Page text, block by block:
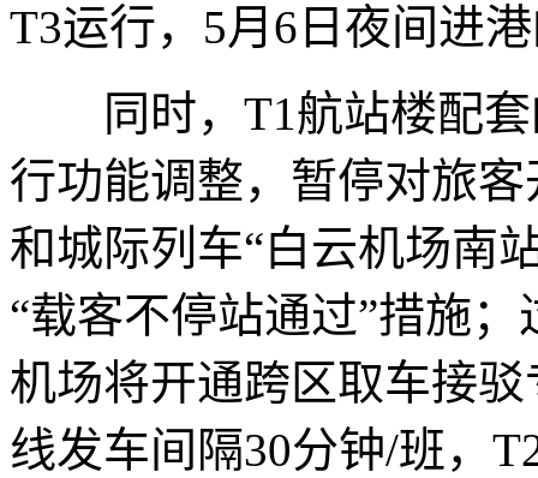
T3运行，5月6日夜间进
同时，T1航站楼配套
行功能调整，暂停对旅
和城际列车“白云机场南
“载客不停站通过”措施
机场将开通跨区取车接
线发车间隔30分钟/班，